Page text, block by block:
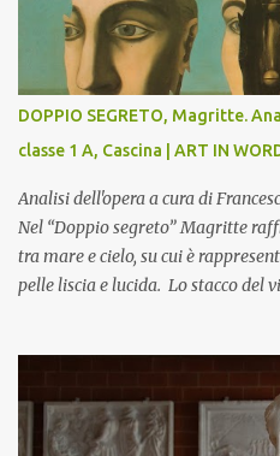
DOPPIO SEGRETO, Magritte.
classe 1 A, Cascina | ART IN
Analisi dell'opera a cura di
Nel “Doppio segreto” Magritte
tra mare e cielo, su cui è
pelle liscia e lucida. Lo stacco del
un motivo che Magritte propone
che in questo caso assumono un
trattasse di un qualcosa di